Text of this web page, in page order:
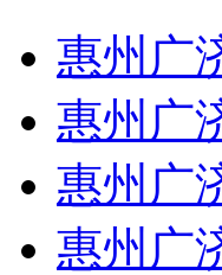
惠州广
惠州广
惠州广
惠州广